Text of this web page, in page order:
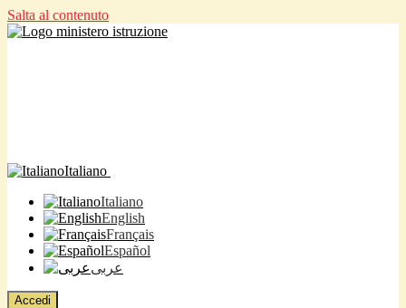
Salta al contenuto
Italiano
Italiano
English
Français
Español
عربى
Accedi